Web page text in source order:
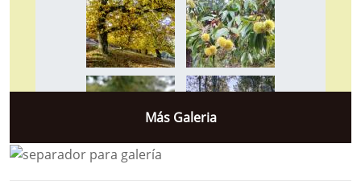
Más Galeria